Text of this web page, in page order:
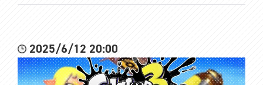
2025/6/12 20:00